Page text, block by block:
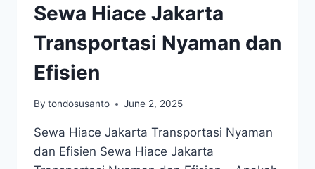
Sewa Hiace Jakarta
Transportasi Nyaman dan
Efisien
By tondosusanto June 2, 2025
Sewa Hiace Jakarta Transportasi Nyaman
dan Efisien Sewa Hiace Jakarta